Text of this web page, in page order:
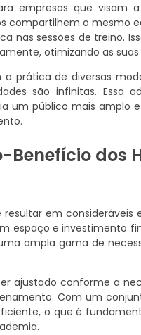
empresas que visam a
compartilhem o mesmo
nas sessões de treino.
otimizando as suas
prática de diversas
são infinitas. Essa
um público mais amplo
Benefício dos
em consideráveis
espaço e investimento
ampla gama de
ajustado conforme a
Com um
o que é